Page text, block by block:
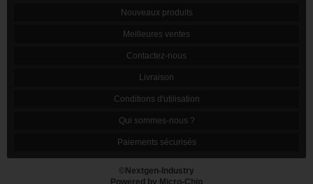
Nouveaux produits
Meilleures ventes
Contactez-nous
Livraison
Conditions d'utilisation
Qui sommes-nous ?
Paiements sécurisés
©Nextgen-Industry